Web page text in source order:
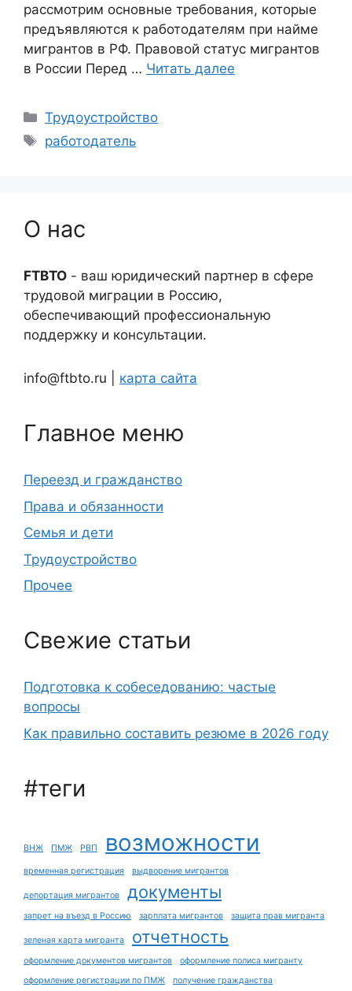
рассмотрим основные требования, которые
предъявляются к работодателям при найме
мигрантов в РФ. Правовой статус мигрантов
в России Перед … Читать далее
Рубрики
Трудоустройство
Метки
работодатель
О нас
FTBTO - ваш юридический партнер в сфере
трудовой миграции в Россию,
обеспечивающий профессиональную
поддержку и консультации.
info@ftbto.ru | карта сайта
Главное меню
Переезд и гражданство
Права и обязанности
Семья и дети
Трудоустройство
Прочее
Свежие статьи
Подготовка к собеседованию: частые
вопросы
Как правильно составить резюме в 2026 году
#теги
ВНЖ ПМЖ РВП возможности
временная регистрация выдворение мигрантов
депортация мигрантов документы
запрет на въезд в Россию зарплата мигрантов защита прав мигранта
зеленая карта мигранта отчетность
оформление документов мигрантов
оформление полиса мигранту
оформление регистрации по ПМЖ
получение гражданства